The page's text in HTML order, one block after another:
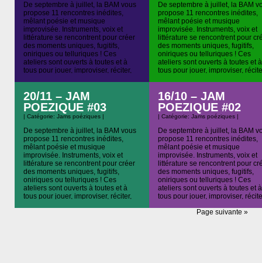
Lectures proposées par Bâton
Parole, avec la participation de
Femmes solidaires. Découvrez
l’œuvre de Yarina Chornohouz,
poétesse ukrainienne, et, depuis
2019, médecin militaire et
cheffe dans l’armée ukrainienne.
Dans ce recueil, C’est ainsi que
perte des ami.es, l’espoir de
le […]
De septembre à juillet, la BAM vous
propose 11 rencontres inédites,
mêlant poésie et musique
improvisée. Instruments, voix et
littérature se rencontrent pour créer
des moments uniques, fugitifs,
oniriques ou telluriques ! Ces
ateliers sont ouverts à toutes et à
tous pour jouer, improviser, réciter,
pétantes pour […]
De septembre à juillet, la BAM
propose 11 rencontres inédites,
mêlant poésie et musique
improvisée. Instruments, voix et
littérature se rencontrent pour
des moments uniques, fugitifs,
oniriques ou telluriques ! Ces
ateliers sont ouverts à toutes et à
tous pour jouer, improviser,
pétantes pour […]
20/11 – JAM
POEZIQUE #03
| Catégorie: Jams poéziques |
De septembre à juillet, la BAM vous
propose 11 rencontres inédites,
mêlant poésie et musique
improvisée. Instruments, voix et
littérature se rencontrent pour créer
des moments uniques, fugitifs,
oniriques ou telluriques ! Ces
ateliers sont ouverts à toutes et à
tous pour jouer, improviser, réciter,
16/10 – JAM
POEZIQUE #02
| Catégorie: Jams poéziques |
De septembre à juillet, la BAM
propose 11 rencontres inédites,
mêlant poésie et musique
improvisée. Instruments, voix et
littérature se rencontrent pour
des moments uniques, fugitifs,
oniriques ou telluriques ! Ces
ateliers sont ouverts à toutes et à
tous pour jouer, improviser,
s’envoler… Rendez-vous à
Page suivante »